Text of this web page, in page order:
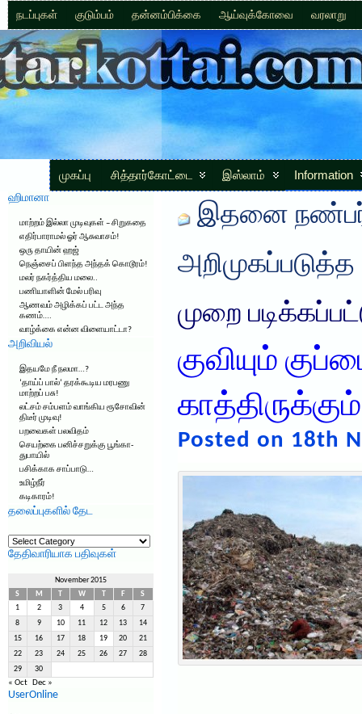
நடப்புகள் குடும்பம் தன்னம்பிக்கை ஆய்வுக்கோவை வரலாறு
முகப்பு சித்தார்கோட்டை இஸ்லாம் Information
ஹிமானா
மாற்றம் இல்லா முடிவுகள் – சிறுகதை
எதிர்பாராமல் ஓர் ஆசுவாசம்!
ஒரு தாயின் ஹஜ்
நெஞ்சைப் பிளந்த அந்தக் கொடூரம்!
மலர் நகர்த்திய மலை..
பணியாளின் மேல் பரிவு
ஆணவம் அழிக்கப் பட்ட அந்த
கணம்….
வாழ்க்கை என்ன விளையாட்டா?
அறிவியல்
இதயமே நீ நலமா…?
‘தாய்ப் பால்’ தரக்கூடிய மரபணு
மாற்றப் பசு!
லட்சம் சம்பளம் வாங்கிய ரூசோவின்
திடீர் முடிவு!
பறவைகள் பலவிதம்
செயற்கை பனிச்சறுக்கு பூங்கா-
துபாயில்
பசிக்காக சாப்பாடு…
உமிழ்நீர்
கடிகாரம்!
தலைப்புகளில் தேட
தலைப்புகளில்
தேட
தேதிவாரியாக பதிவுகள்
November 2015
S
M W F
S
1
2 3 4 5 6 7
8 9 10 11 12 13 14
15 16 17 18 19 20 21
22 23 24 25 26 27 28
29 30
« Oct Dec »
UserOnline
இதனை
அறிமுகப்படுத்த
முறை
குவியும்
Posted on 18th